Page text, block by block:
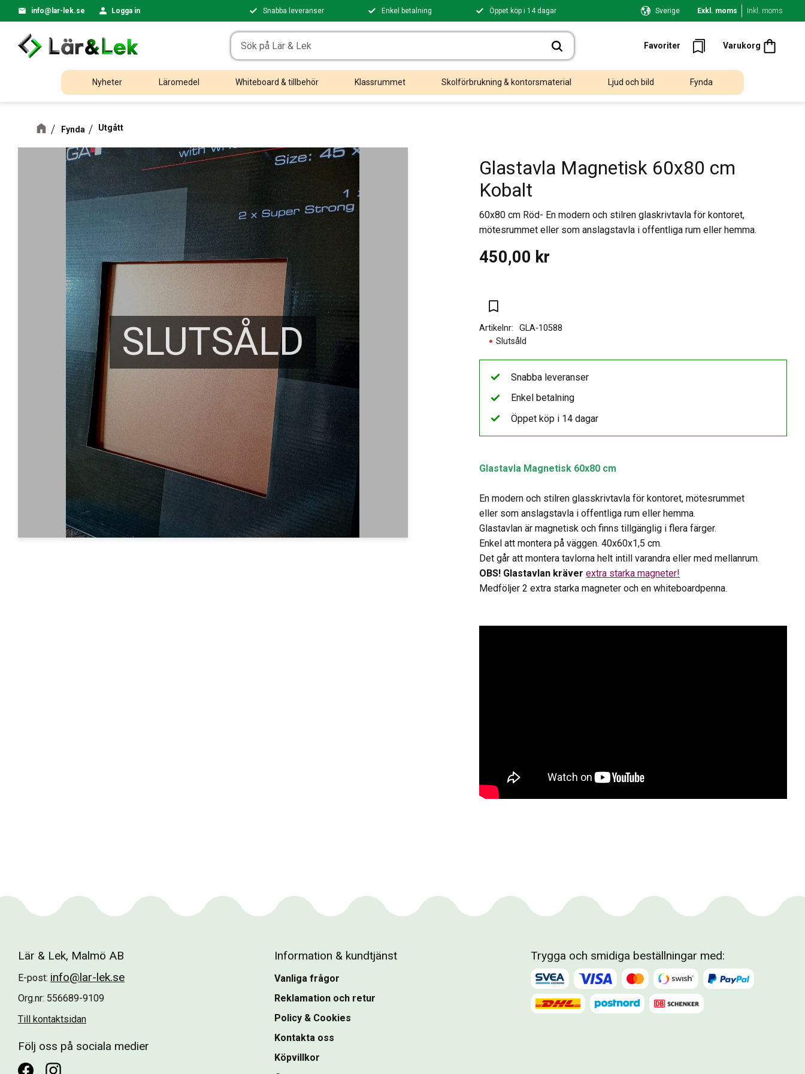
info@lar-lek.se Logga in Snabba leveranser Enkel betalning Öppet köp i 14 dagar Sverige Exkl. moms Inkl. moms
Favoriter Varukorg
Favoriter
Nyheter Läromedel Whiteboard & tillbehör Klassrummet Skolförbrukning & kontorsmaterial Ljud och bild Fynda
Fynda Utgått
SLUTSÅLD
Glastavla Magnetisk 60x80 cm
Kobalt
60x80 cm Röd- En modern och stilren glaskrivtavla för kontoret,
mötesrummet eller som anslagstavla i offentliga rum eller hemma.
450,00 kr
Lägg till i favoriter
Slutsåld
Artikelnr GLA-10588
Glastavla Magnetisk 60x80 cm
En modern och stilren glasskrivtavla för kontoret, mötesrummet
eller som anslagstavla i offentliga rum eller hemma.
Glastavlan är magnetisk och finns tillgänglig i flera färger.
Enkel att montera på väggen. 40x60x1,5 cm.
Det går att montera tavlorna helt intill varandra eller med mellanrum.
OBS! Glastavlan kräverextra starka magneter!
Medföljer 2 extra starka magneter och en whiteboardpenna.
Snabba leveranser
Enkel betalning
Öppet köp i 14 dagar
Lär & Lek, Malmö AB
E-post: info@lar-lek.se
Org.nr: 556689-9109
Till kontaktsidan
Följ oss på sociala medier
Information & kundtjänst
Vanliga frågor
Reklamation och retur
Policy & Cookies
Kontakta oss
Köpvillkor
Trygga och smidiga beställningar med: